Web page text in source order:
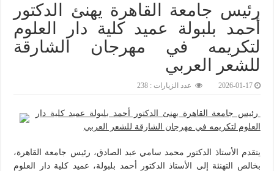
رئيس جامعة القاهرة يهنئ الدكتور
أحمد بلبولة عميد كلية دار العلوم
لتكريمه في مهرجان الشارقة
للشعر العربي‎
2026-01-17 عدد الزيارات : 238
رئيس جامعة القاهرة يهنئ الدكتور أحمد بلبولة عميد كلية دار
العلوم لتكريمه في مهرجان الشارقة للشعر العربي
يتقدم الأستاذ الدكتور محمد سامي عبد الصادق، رئيس جامعة القاهرة،
بخالص التهنئة إلى الأستاذ الدكتور أحمد بلبولة، عميد كلية دار العلوم